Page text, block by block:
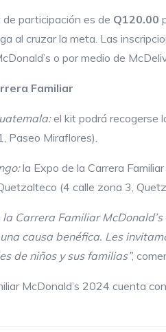
de participación es de Q120.00
al cruzar la meta. Las
o por medio de
Familiar
el kit podrá recogerse
Paseo Miraflores).
:la Expo de la Carrera
(4 calle zona 3,
la Carrera Familiar
causa benéfica. Les
deniños y sus familias”,
McDonald’s 2024 cuenta